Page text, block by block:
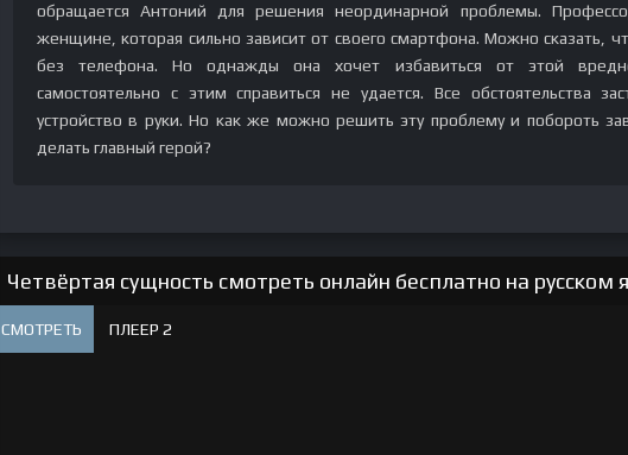
обращается Антоний для решения неординарной проблемы.
женщине, которая сильно зависит от своего смартфона. Можно сказать,
без телефона. Но однажды она хочет избавиться от этой
самостоятельно с этим справиться не удается. Все обстоятельства
устройство в руки. Но как же можно решить эту проблему и побороть
делать главный герой?
Четвёртая сущность смотреть онлайн бесплатно на русском
СМОТРЕТЬ ПЛЕЕР 2